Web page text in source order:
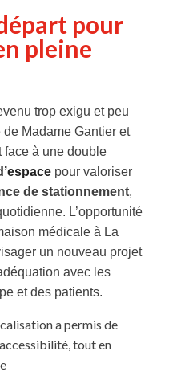
pour
pleine
trop exigu et peu
Madame Gantier et
face à une double
pour valoriser
de stationnement,
L’opportunité
médicale à La
un nouveau projet
avec les
et des patients.
a permis de
tout en